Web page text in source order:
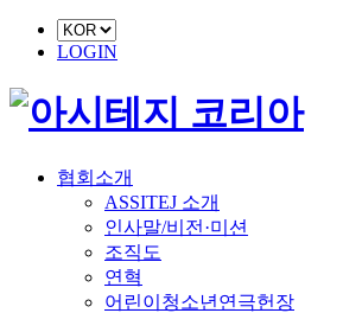
LOGIN
협회소개
ASSITEJ 소개
인사말/비전·미션
조직도
연혁
어린이청소년연극헌장